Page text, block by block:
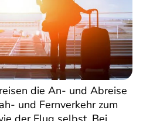
die An- und Abreise
und Fernverkehr zum